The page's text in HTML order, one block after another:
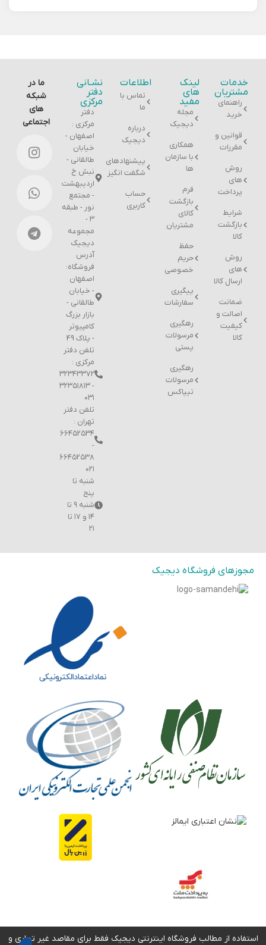
خدمات
مشتریان
راهنمای
خرید
قوانین و
مقررات
روش
های
پرداخت
شرایط
بازگشت
کالا
روش
های
ارسال کالا
ضمانت
اصالت و
کیفیت
کالا
لینک
های
مفید
مجله
دیجیک
همکاری
با سازمان
ها
فرم
بازگشت
کالای
مشتریان
حفظ
حریم
خصوصی
پیگیری
سفارشات
رهگیری
مرسولات
پستی
رهگیری
مرسولات
تیپاکس
اطلاعات
تماس با
ما
درباره
دیجیک
پیشنهادهای
شگفت انگیز
حساب
کاربری
نشـانی
دفتر
مرکزی
دفتر
مرکزی :
اصفهان -
خیابان
طالقانی -
نبش خ
اردیبهشت
- مجتمع
نور - طبقه
۳ -
مجموعه
دیجیک
آدرس
فروشگاه:
اصفهان
- خیابان
طالقانی -
بازار بزرگ
کامپیوتر
- پلاک 49
تلفن دفتر
مرکزی :
۳۲۳۴۳۳۷۲
- ۳۲۳۵۱۸۱۳
۰۳۱
تلفن دفتر
تهران :
۶۶۴۵۲۵۳۴
-
۶۶۴۵۲۵۳۸
۰۲۱
شنبه تا
پنج
شنبه ۹ تا
۱۴ و ۱۷ تا
۲۱
ما در
شبکه
های
اجتماعی
مجوزهای فروشگاه دیجیک
استفاده از مطالب فروشگاه اینترنتی دیجیک فقط برای مقاصد غیر تجاری و